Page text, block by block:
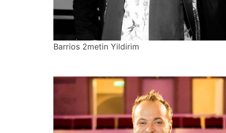
Barrios 2metin Yildirim